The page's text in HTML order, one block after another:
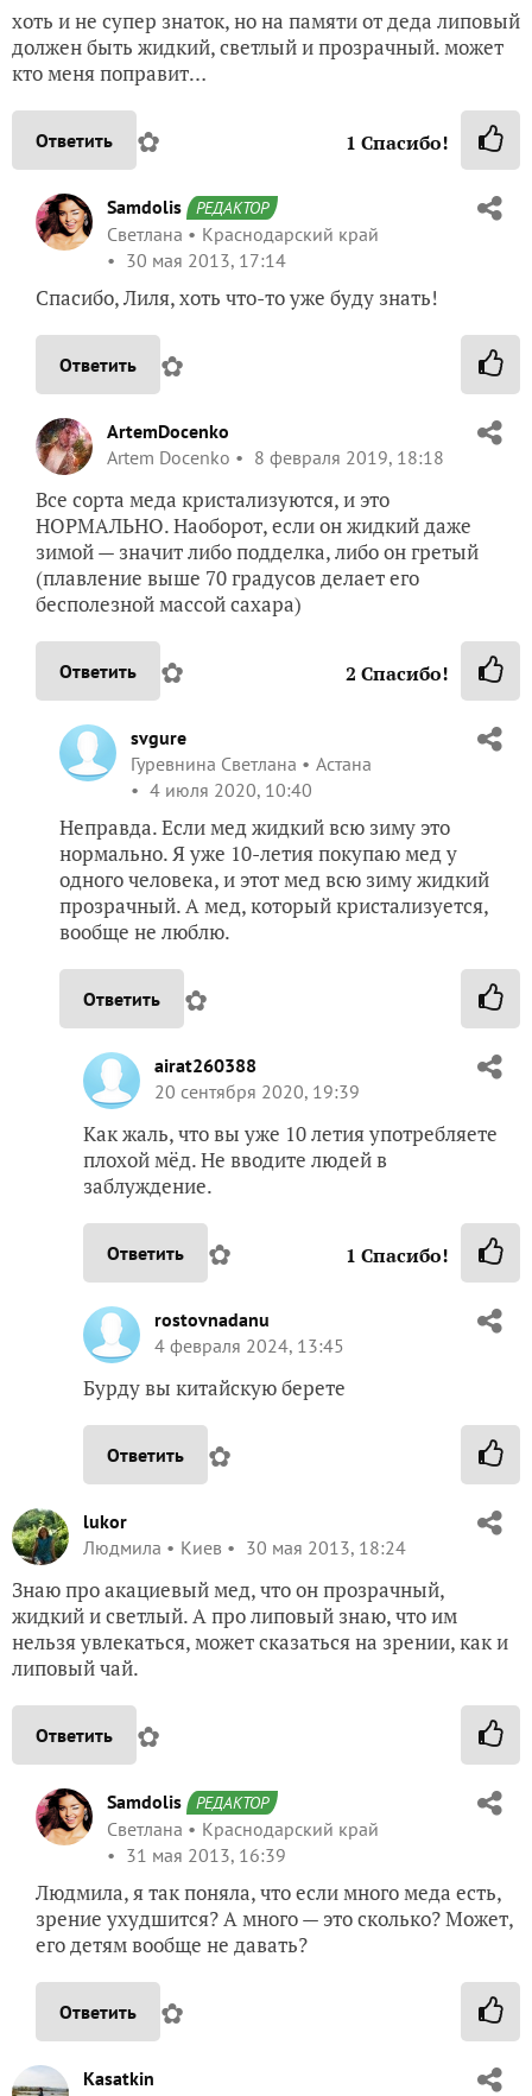
хоть и не супер знаток, но на памяти от деда липовый
должен быть жидкий, светлый и прозрачный. может
кто меня поправит…
Ответить ✿ 1 Спасибо!
Samdolis РЕДАКТОР
Светлана
Краснодарский край
30 мая 2013, 17:14
Спасибо, Лиля, хоть что-то уже буду знать!
Ответить ✿
ArtemDocenko
Artem Docenko
8 февраля 2019, 18:18
Все сорта меда кристализуются, и это
НОРМАЛЬНО. Наоборот, если он жидкий даже
зимой — значит либо подделка, либо он гретый
(плавление выше 70 градусов делает его
бесполезной массой сахара)
Ответить ✿ 2 Спасибо!
svgure
Гуревнина Светлана
Астана
4 июля 2020, 10:40
Неправда. Если мед жидкий всю зиму это
нормально. Я уже 10-летия покупаю мед у
одного человека, и этот мед всю зиму жидкий
прозрачный. А мед, который кристализуется,
вообще не люблю.
Ответить ✿
airat260388
20 сентября 2020, 19:39
Как жаль, что вы уже 10 летия употребляете
плохой мёд. Не вводите людей в
заблуждение.
Ответить ✿ 1 Спасибо!
rostovnadanu
4 февраля 2024, 13:45
Бурду вы китайскую берете
Ответить ✿
lukor
Людмила
Киев 30 мая 2013, 18:24
Знаю про акациевый мед, что он прозрачный,
жидкий и светлый. А про липовый знаю, что им
нельзя увлекаться, может сказаться на зрении, как и
липовый чай.
Ответить ✿
Samdolis РЕДАКТОР
Светлана
Краснодарский край
31 мая 2013, 16:39
Людмила, я так поняла, что если много меда есть,
зрение ухудшится? А много — это сколько? Может,
его детям вообще не давать?
Ответить ✿
Kasatkin